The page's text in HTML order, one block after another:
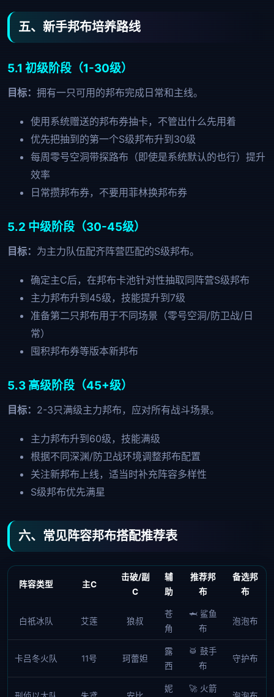
五、新手邦布培养路线
5.1 初级阶段（1-30级）
目标： 拥有一只可用的邦布完成日常和主线。
使用系统赠送的邦布券抽卡，不管出什么先用着
优先把抽到的第一个S级邦布升到30级
每周零号空洞带探路布（即使是系统默认的也行）提升
效率
日常攒邦布券，不要用菲林换邦布券
5.2 中级阶段（30-45级）
目标： 为主力队伍配齐阵营匹配的S级邦布。
确定主C后，在邦布卡池针对性抽取同阵营S级邦布
主力邦布升到45级，技能提升到7级
准备第二只邦布用于不同场景（零号空洞/防卫战/日
常）
囤积邦布券等版本新邦布
5.3 高级阶段（45+级）
目标： 2-3只满级主力邦布，应对所有战斗场景。
主力邦布升到60级，技能满级
根据不同深渊/防卫战环境调整邦布配置
关注新邦布上线，适当时补充阵容多样性
S级邦布优先满星
六、常见阵容邦布搭配推荐表
阵容类型 主C
击破/副
C
辅
助
推荐邦
布
备选邦
布
白祇冰队 艾莲 狼叔
苍
角
🦈 鲨鱼
布
泡泡布
卡吕冬火队 11号 珂蕾妲
露
西
🥁 鼓手
布
守护布
妮 🚀 火箭